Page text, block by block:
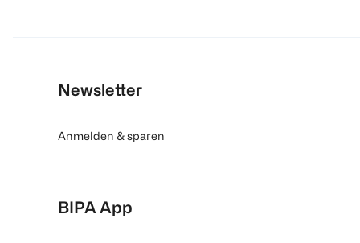
Newsletter
Anmelden & sparen
BIPA App